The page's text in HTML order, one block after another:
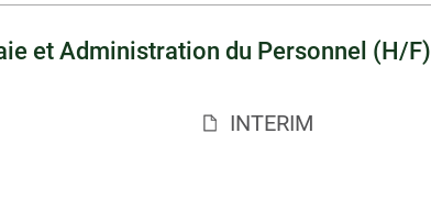
et Administration du Personnel (H/F)
INTERIM